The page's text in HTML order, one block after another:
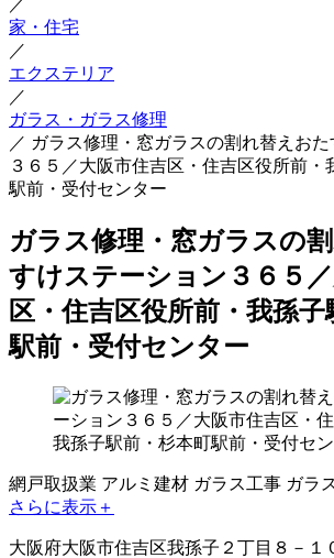
／
家・住宅
／
エクステリア
／
ガラス・ガラス修理
／ ガラス修理・窓ガラスの割れ替えお
３６５／大阪市住吉区・住吉区役所前・
駅前・受付センター
ガラス修理・窓ガラスの
すけステーション３６５
区・住吉区役所前・我孫
駅前・受付センター
網戸取扱業 アルミ建材 ガラス工事 ガラ
さらに表示＋
大阪府大阪市住吉区我孫子２丁目８－１